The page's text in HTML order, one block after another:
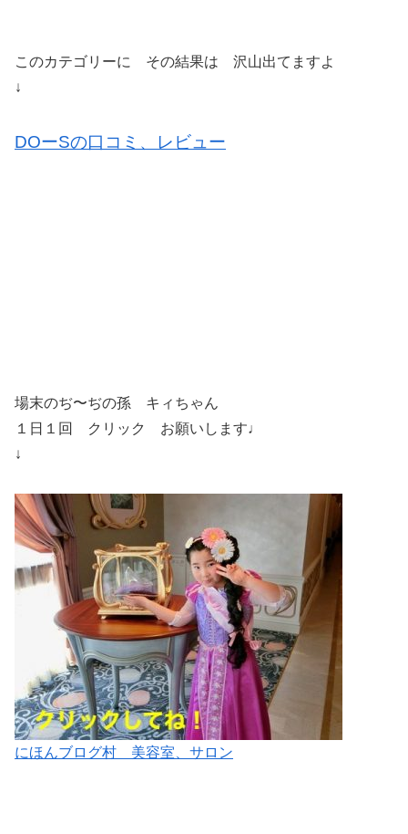
このカテゴリーに その結果は 沢山出てますよ
↓
DOーSの口コミ、レビュー
場末のぢ〜ぢの孫 キィちゃん
１日１回 クリック お願いします♩
↓
にほんブログ村 美容室、サロン